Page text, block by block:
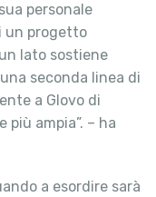
personale
un progetto
lato sostiene
seconda linea di
a Glovo di
ampia”. – ha
a esordire sarà